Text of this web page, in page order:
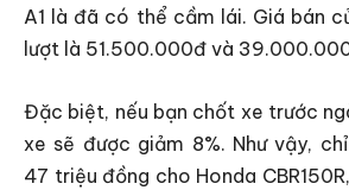
A1 là đã có thể cầm lái. Giá bán
lượt là 51.500.000đ và
Đặc biệt, nếu bạn chốt xe trước
xe sẽ được giảm 8%. Như vậy,
47 triệu đồng cho Honda